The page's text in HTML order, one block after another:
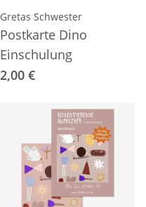
Gretas Schwester
Postkarte Dino
Einschulung
2,00 €